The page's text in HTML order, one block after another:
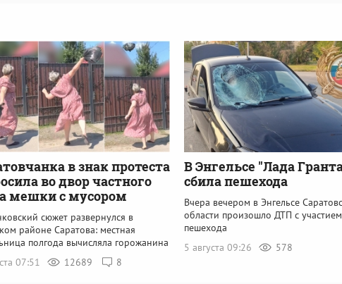
в знак протеста
во двор частного
мешки с мусором
сюжет развернулся в
районе Саратова: местная
полгода вычисляла горожанина
07:51
12689 8
В Энгельсе "Лада
сбила пешехода
Вчера вечером в Энгельсе
области произошло ДТП с участием
пешехода
5 августа 09:26
578